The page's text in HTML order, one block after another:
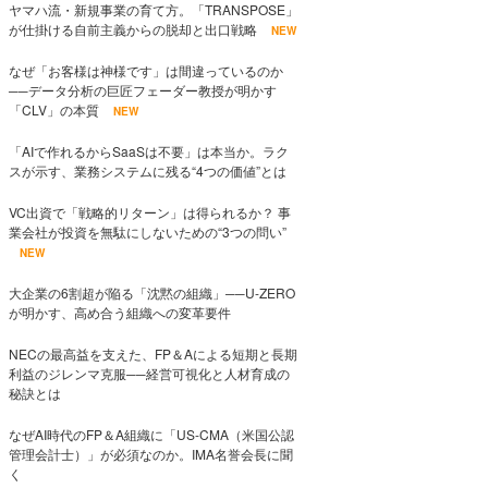
ヤマハ流・新規事業の育て方。「TRANSPOSE」
が仕掛ける自前主義からの脱却と出口戦略
NEW
なぜ「お客様は神様です」は間違っているのか
──データ分析の巨匠フェーダー教授が明かす
「CLV」の本質
NEW
「AIで作れるからSaaSは不要」は本当か。ラク
スが示す、業務システムに残る“4つの価値”とは
VC出資で「戦略的リターン」は得られるか？ 事
業会社が投資を無駄にしないための“3つの問い”
NEW
大企業の6割超が陥る「沈黙の組織」──U-ZERO
が明かす、高め合う組織への変革要件
NECの最高益を支えた、FP＆Aによる短期と長期
利益のジレンマ克服──経営可視化と人材育成の
秘訣とは
なぜAI時代のFP＆A組織に「US-CMA（米国公認
管理会計士）」が必須なのか。IMA名誉会長に聞
く